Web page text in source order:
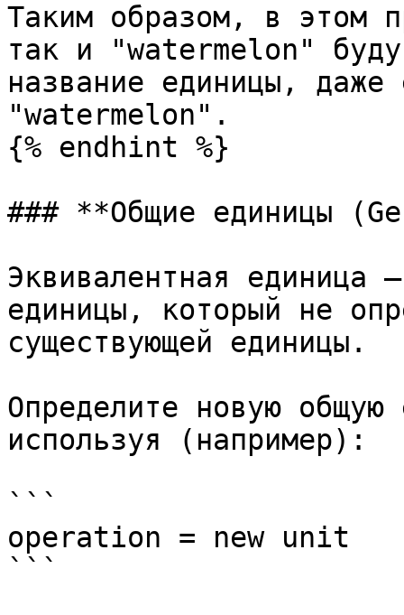
Таким образом, в этом
так и "watermelon"
название единицы, даже
"watermelon".
{% endhint %}
### **Общие единицы
Эквивалентная единица
единицы, который не
существующей единицы.
Определите новую
используя (например):
```
operation = new unit
```